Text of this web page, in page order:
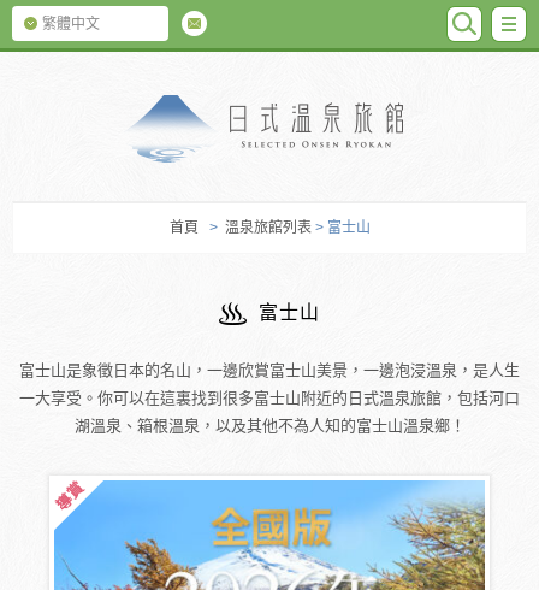
繁體中文
首頁 > 溫泉旅館列表 > 富士山
富士山
富士山是象徵日本的名山，一邊欣賞富士山美景，一邊泡浸溫泉，是人生
一大享受。你可以在這裏找到很多富士山附近的日式溫泉旅館，包括河口
湖溫泉、箱根溫泉，以及其他不為人知的富士山溫泉鄉！